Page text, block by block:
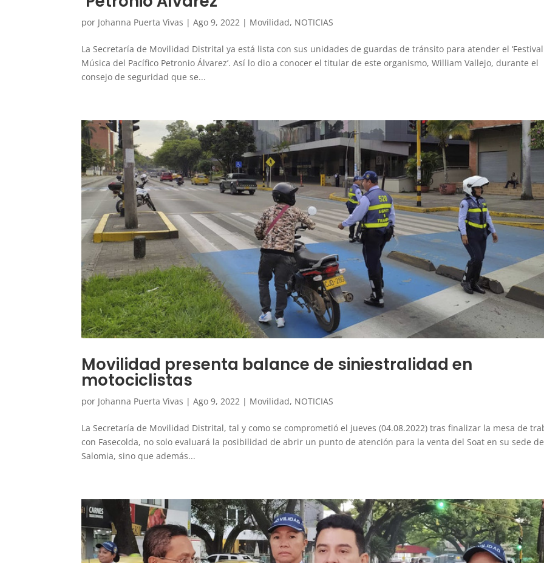
por Johanna Puerta Vivas |Ago 9, 2022 | Movilidad, NOTICIAS
La Secretaría de Movilidad Distrital ya está lista con sus unidades de guardas de tránsito para atender el
Música del Pacífico Petronio Álvarez’. Así lo dio a conocer el titular de este organismo, William Vallejo, durante el
consejo de seguridad que se...
Movilidad presenta balance de siniestralidad en
motociclistas
por Johanna Puerta Vivas |Ago 9, 2022 | Movilidad, NOTICIAS
La Secretaría de Movilidad Distrital, tal y como se comprometió el jueves (04.08.2022) tras finalizar la mesa de
con Fasecolda, no solo evaluará la posibilidad de abrir un punto de atención para la venta del Soat en su sede de
Salomia, sino que además...